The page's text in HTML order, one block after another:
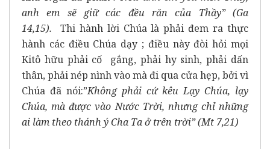
anh em sẽ giữ các đều răn của Thầy” (Ga
14,15). Thi hành lời Chúa là phải đem ra thực
hành các điều Chúa dạy ; điều này đòi hỏi mọi
Kitô hữu phải cố gắng, phải hy sinh, phải dấn
thân, phải nép nình vào mà đi qua cửa hẹp, bởi vì
Chúa đã nói:”Không phải cứ kêu Lạy Chúa, lạy
Chúa, mà được vào Nước Trời, nhưng chỉ những
ai làm theo thánh ý Cha Ta ở trên trời” (Mt 7,21)